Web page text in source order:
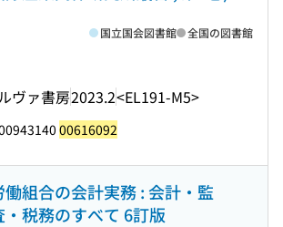
ヴァ書房2023.2<EL191-M5>
国立国会図書館 全国の図書館
00616092
働組合の会計実務 : 会計・監
・税務のすべて 6訂版